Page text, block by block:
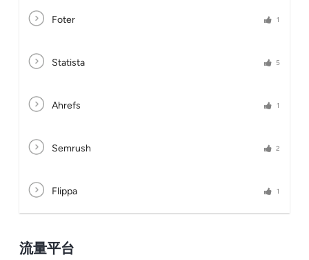
Foter 1
Statista 5
Ahrefs 1
Semrush 2
Flippa 1
流量平台